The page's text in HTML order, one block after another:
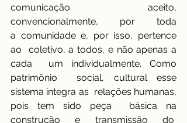
comunicação aceito,
convencionalmente, por toda
a comunidade e, por isso, pertence
ao  coletivo, a todos, e não apenas a
cada  um individualmente. Como
patrimônio  social, cultural esse
sistema integra as  relações humanas,
pois tem sido peça  básica na
construção e transmissão do